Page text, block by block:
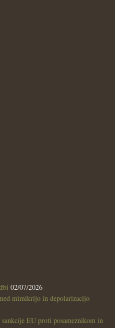
02/07/2026
mimikrijo in depolarizacijo
EU proti posameznikom in